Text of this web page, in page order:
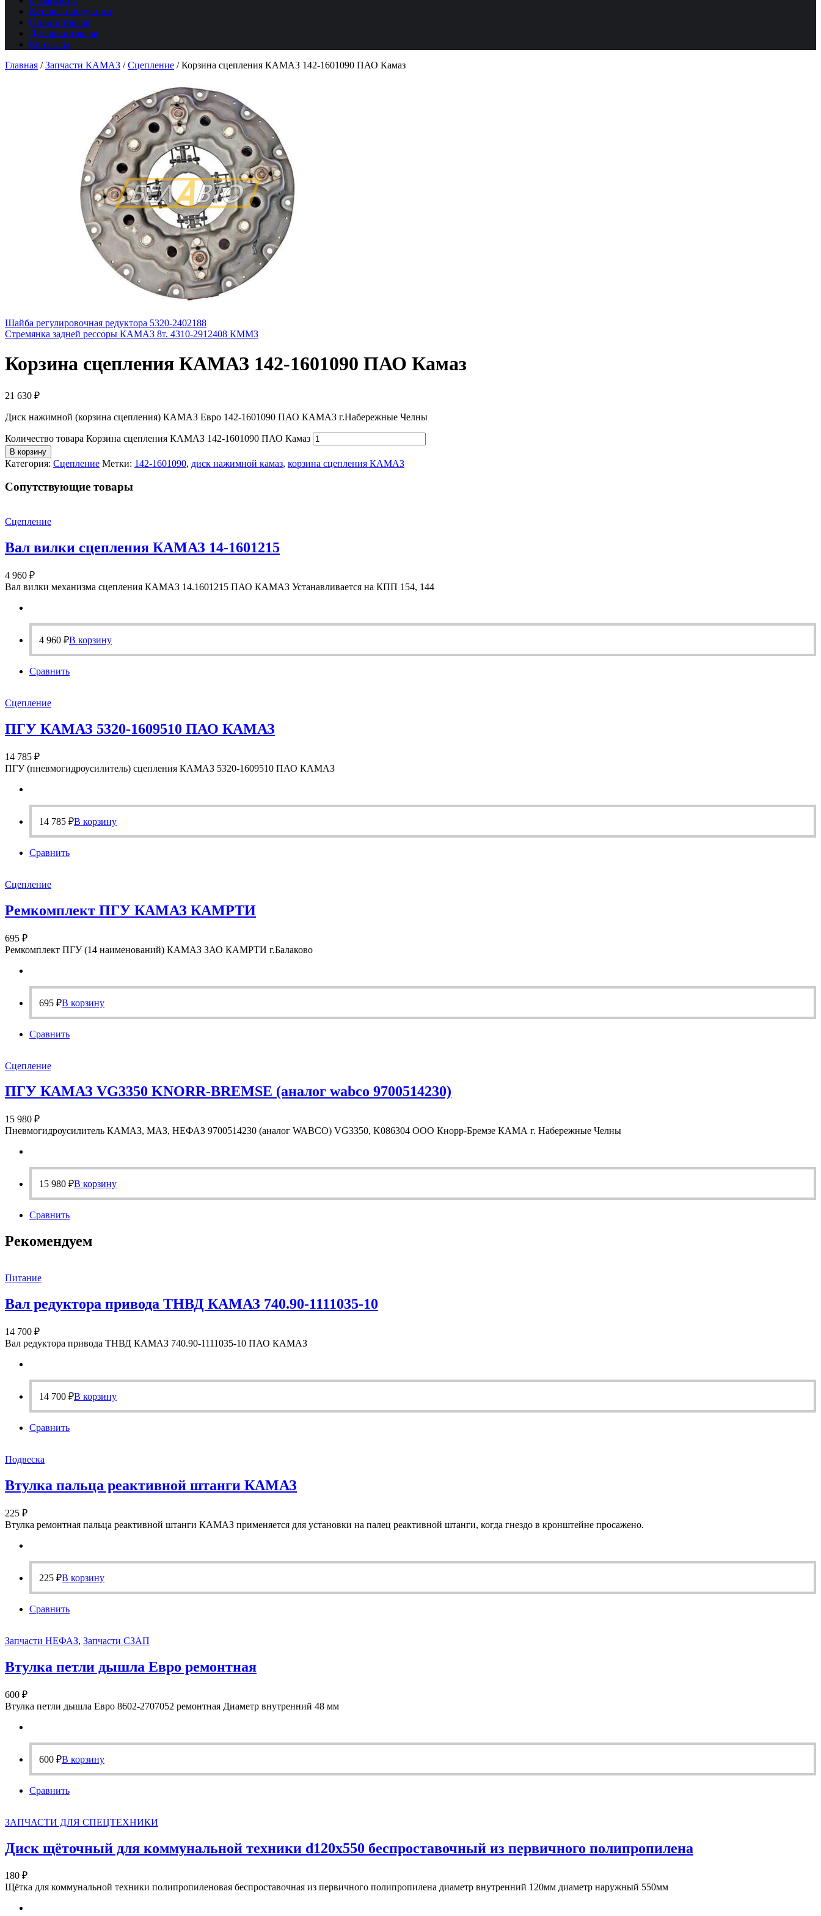
Каталог продукции
Оплата товара
Доставка товара
Контакты
Главная / Запчасти КАМАЗ / Сцепление /Корзина сцепления КАМАЗ 142-1601090 ПАО Камаз
Шайба регулировочная редуктора 5320-2402188
Стремянка задней рессоры КАМАЗ 8т. 4310-2912408 КММЗ
Корзина сцепления КАМАЗ 142-1601090 ПАО Камаз
21 630 ₽
Диск нажимной (корзина сцепления) КАМАЗ Евро 142-1601090 ПАО КАМАЗ г.Набережные Челны
Количество товара Корзина сцепления КАМАЗ 142-1601090 ПАО Камаз
В корзину
Категория: Сцепление Метки: 142-1601090, диск нажимной камаз, корзина сцепления КАМАЗ
Cопутствующие товары
Сцепление
Вал вилки сцепления КАМАЗ 14-1601215
4 960 ₽
Вал вилки механизма сцепления КАМАЗ 14.1601215 ПАО КАМАЗ Устанавливается на КПП 154, 144
4 960 ₽В корзину
Сравнить
Сцепление
ПГУ КАМАЗ 5320-1609510 ПАО КАМАЗ
14 785 ₽
ПГУ (пневмогидроусилитель) сцепления КАМАЗ 5320-1609510 ПАО КАМАЗ
14 785 ₽В корзину
Сравнить
Сцепление
Ремкомплект ПГУ КАМАЗ КАМРТИ
695 ₽
Ремкомплект ПГУ (14 наименований) КАМАЗ ЗАО КАМРТИ г.Балаково
695 ₽В корзину
Сравнить
Сцепление
ПГУ КАМАЗ VG3350 KNORR-BREMSE (аналог wabco 9700514230)
15 980 ₽
Пневмогидроусилитель КАМАЗ, МАЗ, НЕФАЗ 9700514230 (аналог WABCO) VG3350, K086304 ООО Кнорр-Бремзе КАМА г. Набережные Челны
15 980 ₽В корзину
Сравнить
Рекомендуем
Питание
Вал редуктора привода ТНВД КАМАЗ 740.90-1111035-10
14 700 ₽
Вал редуктора привода ТНВД КАМАЗ 740.90-1111035-10 ПАО КАМАЗ
14 700 ₽В корзину
Сравнить
Подвеска
Втулка пальца реактивной штанги КАМАЗ
225 ₽
Втулка ремонтная пальца реактивной штанги КАМАЗ применяется для установки на палец реактивной штанги, когда гнездо в кронштейне просажено.
225 ₽В корзину
Сравнить
Запчасти НЕФАЗ, Запчасти СЗАП
Втулка петли дышла Евро ремонтная
600 ₽
Втулка петли дышла Евро 8602-2707052 ремонтная Диаметр внутренний 48 мм
600 ₽В корзину
Сравнить
ЗАПЧАСТИ ДЛЯ СПЕЦТЕХНИКИ
Диск щёточный для коммунальной техники d120х550 беспроставочный из первичного полипропилена
180 ₽
Щётка для коммунальной техники полипропиленовая беспроставочная из первичного полипропилена диаметр внутренний 120мм диаметр наружный 550мм